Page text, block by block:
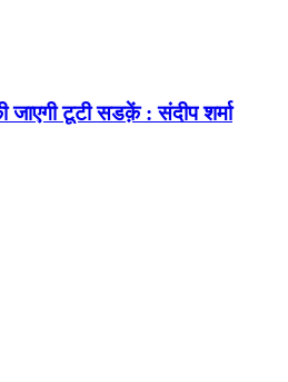
जाएगी टूटी सडक़ें : संदीप शर्मा